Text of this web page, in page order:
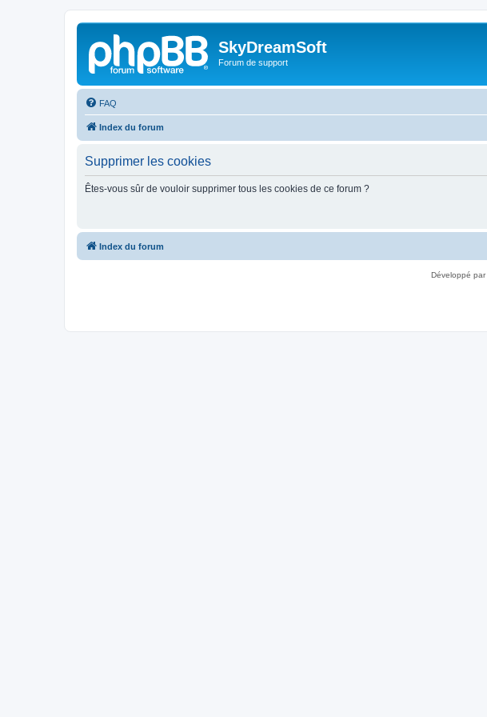
SkyDreamSoft
Forum de support
FAQ
Index du forum
Supprimer les cookies
Êtes-vous sûr de vouloir supprimer tous les cookies de ce forum ?
Index du forum
Développé par